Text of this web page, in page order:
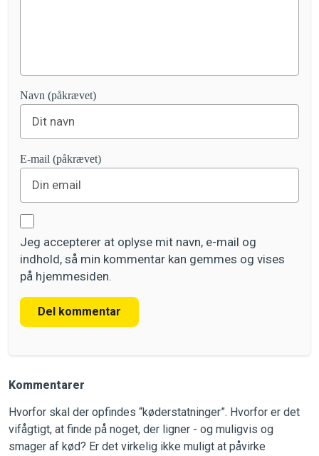
Navn (påkrævet)
E-mail (påkrævet)
Jeg accepterer at oplyse mit navn, e-mail og
indhold, så min kommentar kan gemmes og vises
på hjemmesiden.
Del kommentar
Kommentarer
Hvorfor skal der opfindes “køderstatninger”. Hvorfor er det
vifågtigt, at finde på noget, der ligner - og muligvis og
smager af kød? Er det virkelig ikke muligt at påvirke